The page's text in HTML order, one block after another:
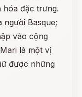
hóa đặc trưng.
Basque;
vào cộng
là một vị
được những